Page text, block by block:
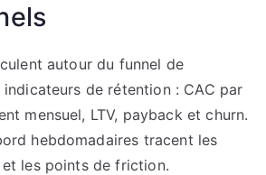
autour du funnel de
de rétention : CAC par
mensuel, LTV, payback et churn.
hebdomadaires tracent les
les points de friction.